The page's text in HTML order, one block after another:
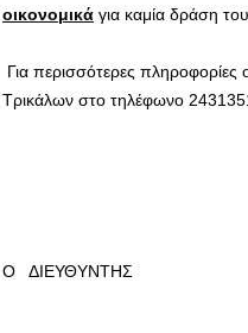
οικονομικά για καμία δράση
Για περισσότερες
Τρικάλων στο τηλέφωνο
Ο ΔΙΕΥΘΥΝΤΗΣ